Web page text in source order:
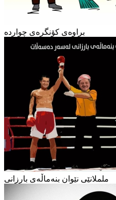
براوەی کۆنگرەی چواردە
ململانێی نێوان بنەماڵەی بارزانی